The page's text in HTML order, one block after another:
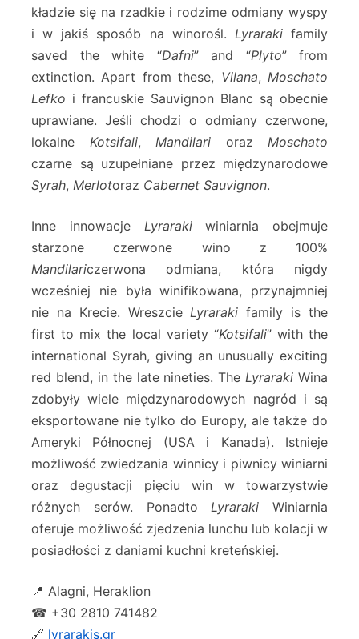
kładzie się na rzadkie i rodzime odmiany wyspy
i w jakiś sposób na winorośl. Lyrarakifamily
saved the white “Dafni” and “Plyto” from
extinction. Apart from these, Vilana,Moschato
Lefko i francuskie Sauvignon Blanc są obecnie
uprawiane. Jeśli chodzi o odmiany czerwone,
lokalne Kotsifali, Mandilari oraz Moschato
czarne są uzupełniane przez międzynarodowe
Syrah, Merlotoraz Cabernet Sauvignon.
Inne innowacje Lyrarakiwiniarnia obejmuje
starzone czerwone wino z 100%
Mandilariczerwona odmiana, która nigdy
wcześniej nie była winifikowana, przynajmniej
nie na Krecie. WreszcieLyraraki family is the
first to mix the local variety “Kotsifali” with the
international Syrah, giving an unusually exciting
red blend, in the late nineties. TheLyraraki Wina
zdobyły wiele międzynarodowych nagród i są
eksportowane nie tylko do Europy, ale także do
Ameryki Północnej (USA i Kanada). Istnieje
możliwość zwiedzania winnicy i piwnicy winiarni
oraz degustacji pięciu win w towarzystwie
różnych serów. PonadtoLyraraki Winiarnia
oferuje możliwość zjedzenia lunchu lub kolacji w
posiadłości z daniami kuchni kreteńskiej.
📍 Alagni, Heraklion
☎ +30 2810 741482
🔗 lyrarakis.gr